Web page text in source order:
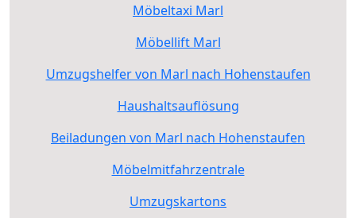
Möbeltaxi Marl
Möbellift Marl
Umzugshelfer von Marl nach Hohenstaufen
Haushaltsauflösung
Beiladungen von Marl nach Hohenstaufen
Möbelmitfahrzentrale
Umzugskartons